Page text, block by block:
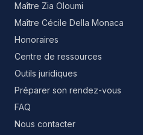
Maître Zia Oloumi
Maître Cécile Della Monaca
Honoraires
Centre de ressources
Outils juridiques
Préparer son rendez-vous
FAQ
Nous contacter